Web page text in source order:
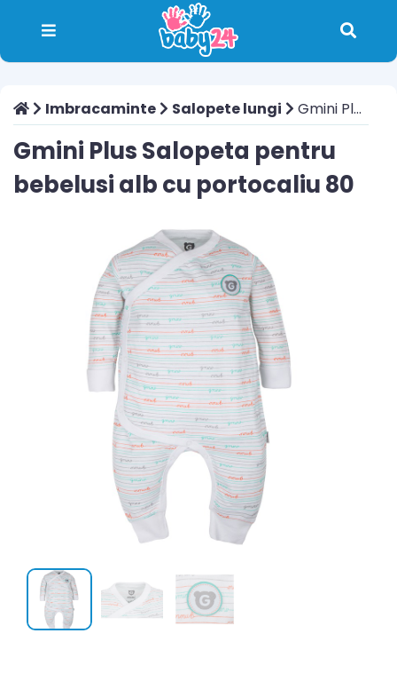
Imbracaminte Salopete lungi Gmini Plus Salopeta pentru bebelusi alb cu portocaliu 80
Gmini Plus Salopeta pentru
bebelusi alb cu portocaliu 80